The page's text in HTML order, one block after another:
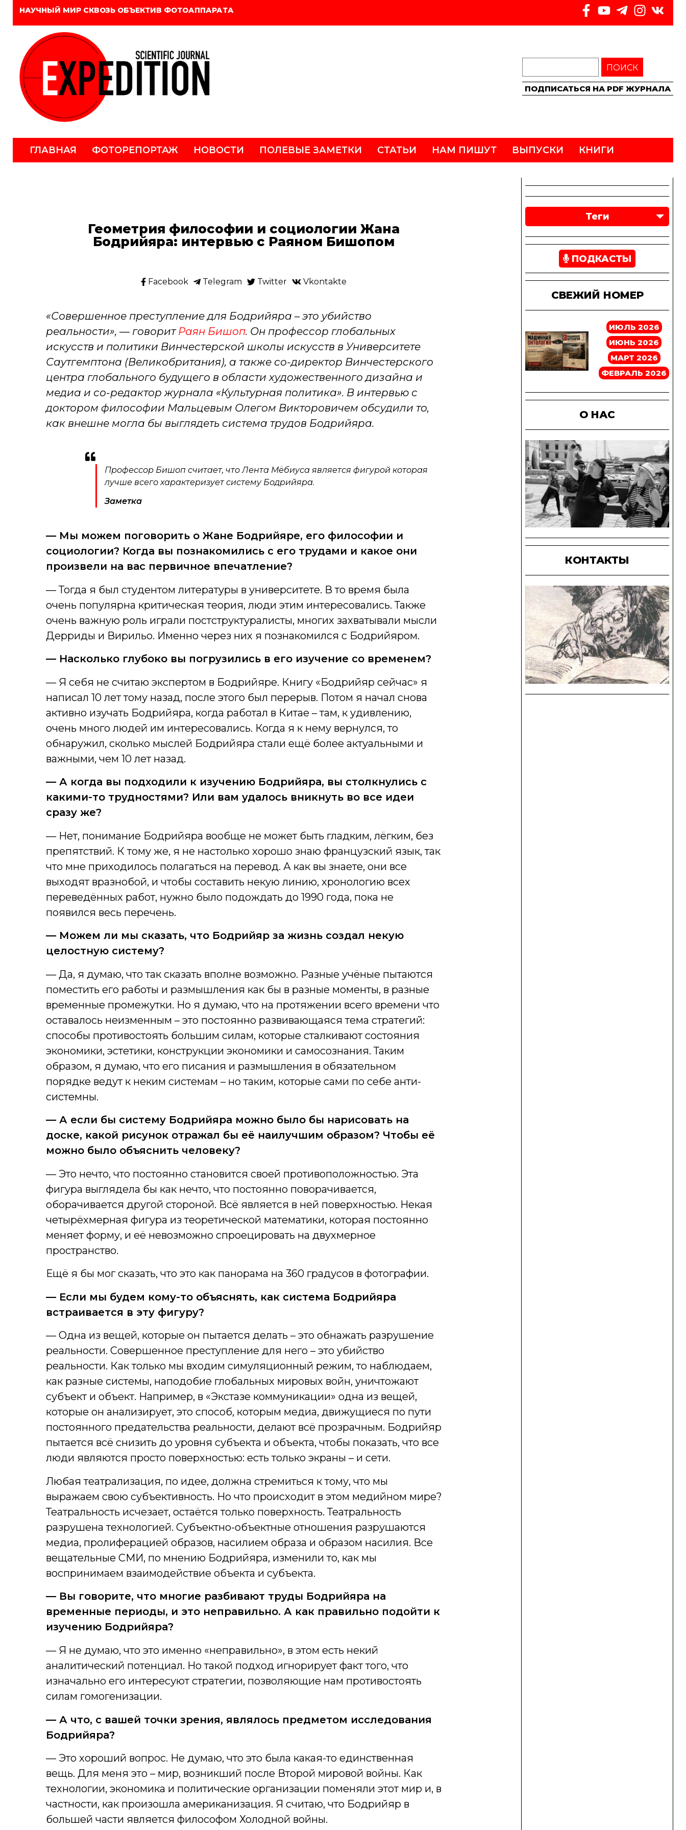
НАУЧНЫЙ МИР СКВОЗЬ ОБЪЕКТИВ ФОТОАППАРАТА
ПОИСК
ПОДПИСАТЬСЯ НА PDF ЖУРНАЛА
ГЛАВНАЯ ФОТОРЕПОРТАЖ НОВОСТИ ПОЛЕВЫЕ ЗАМЕТКИ СТАТЬИ НАМ ПИШУТ ВЫПУСКИ КНИГИ
Геометрия философии и социологии Жана
Бодрийяра: интервью с Раяном Бишопом
Facebook Telegram Twitter Vkontakte
«Совершенное преступление для Бодрийяра – это убийство
реальности», — говоритРаян Бишоп. Он профессор глобальных
искусств и политики Винчестерской школы искусств в Университете
Саутгемптона (Великобритания), а также со-директор Винчестерского
центра глобального будущего в области художественного дизайна и
медиа и со-редактор журнала «Культурная политика». В интервью с
доктором философии Мальцевым Олегом Викторовичем обсудили то,
как внешне могла бы выглядеть система трудов Бодрийяра.
Профессор Бишоп считает, что Лента Мёбиуса является фигурой которая
лучше всего характеризует систему Бодрийяра.
Заметка
— Мы можем поговорить о Жане Бодрийяре, его философии и
социологии? Когда вы познакомились с его трудами и какое они
произвели на вас первичное впечатление?
— Тогда я был студентом литературы в университете. В то время была
очень популярна критическая теория, люди этим интересовались. Также
очень важную роль играли постструктуралисты, многих захватывали мысли
Дерриды и Вирильо. Именно через них я познакомился с Бодрийяром.
— Насколько глубоко вы погрузились в его изучение со временем?
— Я себя не считаю экспертом в Бодрийяре. Книгу «Бодрийяр сейчас» я
написал 10 лет тому назад, после этого был перерыв. Потом я начал снова
активно изучать Бодрийяра, когда работал в Китае – там, к удивлению,
очень много людей им интересовались. Когда я к нему вернулся, то
обнаружил, сколько мыслей Бодрийяра стали ещё более актуальными и
важными, чем 10 лет назад.
— А когда вы подходили к изучению Бодрийяра, вы столкнулись с
какими-то трудностями? Или вам удалось вникнуть во все идеи
сразу же?
— Нет, понимание Бодрийяра вообще не может быть гладким, лёгким, без
препятствий. К тому же, я не настолько хорошо знаю французский язык, так
что мне приходилось полагаться на перевод. А как вы знаете, они все
выходят вразнобой, и чтобы составить некую линию, хронологию всех
переведённых работ, нужно было подождать до 1990 года, пока не
появился весь перечень.
— Можем ли мы сказать, что Бодрийяр за жизнь создал некую
целостную систему?
— Да, я думаю, что так сказать вполне возможно. Разные учёные пытаются
поместить его работы и размышления как бы в разные моменты, в разные
временные промежутки. Но я думаю, что на протяжении всего времени что
оставалось неизменным – это постоянно развивающаяся тема стратегий:
способы противостоять большим силам, которые сталкивают состояния
экономики, эстетики, конструкции экономики и самосознания. Таким
образом, я думаю, что его писания и размышления в обязательном
порядке ведут к неким системам – но таким, которые сами по себе анти-
системны.
— А если бы систему Бодрийяра можно было бы нарисовать на
доске, какой рисунок отражал бы её наилучшим образом? Чтобы её
можно было объяснить человеку?
— Это нечто, что постоянно становится своей противоположностью. Эта
фигура выглядела бы как нечто, что постоянно поворачивается,
оборачивается другой стороной. Всё является в ней поверхностью. Некая
четырёхмерная фигура из теоретической математики, которая постоянно
меняет форму, и её невозможно спроецировать на двухмерное
пространство.
Ещё я бы мог сказать, что это как панорама на 360 градусов в фотографии.
— Если мы будем кому-то объяснять, как система Бодрийяра
встраивается в эту фигуру?
— Одна из вещей, которые он пытается делать – это обнажать разрушение
реальности. Совершенное преступление для него – это убийство
реальности. Как только мы входим симуляционный режим, то наблюдаем,
как разные системы, наподобие глобальных мировых войн, уничтожают
субъект и объект. Например, в «Экстазе коммуникации» одна из вещей,
которые он анализирует, это способ, которым медиа, движущиеся по пути
постоянного предательства реальности, делают всё прозрачным. Бодрийяр
пытается всё снизить до уровня субъекта и объекта, чтобы показать, что все
люди являются просто поверхностью: есть только экраны – и сети.
Любая театрализация, по идее, должна стремиться к тому, что мы
выражаем свою субъективность. Но что происходит в этом медийном мире?
Театральность исчезает, остаётся только поверхность. Театральность
разрушена технологией. Субъектно-объектные отношения разрушаются
медиа, пролиферацией образов, насилием образа и образом насилия. Все
вещательные СМИ, по мнению Бодрийяра, изменили то, как мы
воспринимаем взаимодействие объекта и субъекта.
— Вы говорите, что многие разбивают труды Бодрийяра на
временные периоды, и это неправильно. А как правильно подойти к
изучению Бодрийяра?
— Я не думаю, что это именно «неправильно», в этом есть некий
аналитический потенциал. Но такой подход игнорирует факт того, что
изначально его интересуют стратегии, позволяющие нам противостоять
силам гомогенизации.
— А что, с вашей точки зрения, являлось предметом исследования
Бодрийяра?
— Это хороший вопрос. Не думаю, что это была какая-то единственная
вещь. Для меня это – мир, возникший после Второй мировой войны. Как
технологии, экономика и политические организации поменяли этот мир и, в
частности, как произошла американизация. Я считаю, что Бодрийяр в
большей части является философом Холодной войны.
Теги
ПОДКАСТЫ
СВЕЖИЙ НОМЕР
ИЮЛЬ 2026
ИЮНЬ 2026
МАРТ 2026
ФЕВРАЛЬ 2026
О НАС
КОНТАКТЫ